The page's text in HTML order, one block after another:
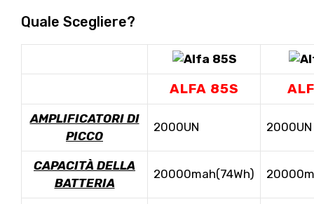
Quale Scegliere?
ALFA 85S
AMPLIFICATORI DI
PICCO
2000UN 2000UN
CAPACITÀ DELLA
BATTERIA
20000mah(74Wh)